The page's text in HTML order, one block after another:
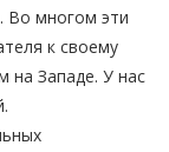
Во многом эти
к своему
на Западе. У нас